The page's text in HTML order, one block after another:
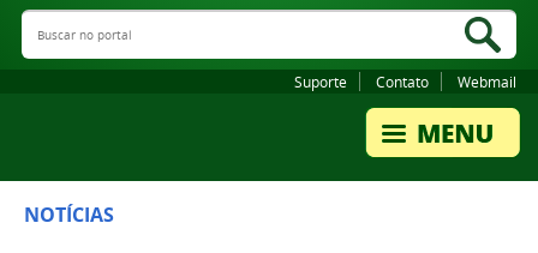
Buscar no portal
Suporte Contato Webmail
NOTÍCIAS